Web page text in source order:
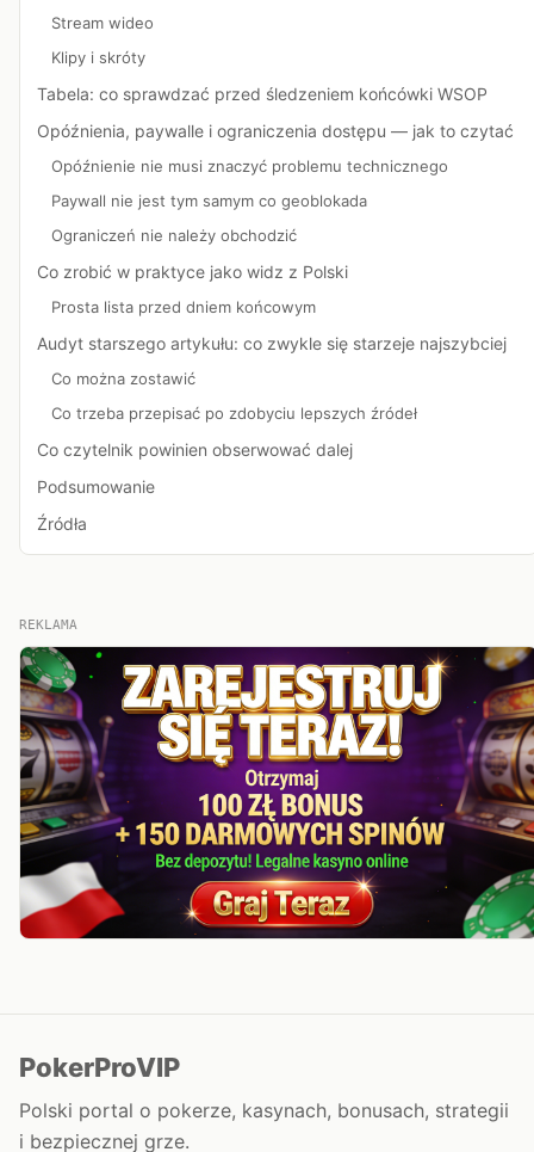
Stream wideo
Klipy i skróty
Tabela: co sprawdzać przed śledzeniem końcówki WSOP
Opóźnienia, paywalle i ograniczenia dostępu — jak to czytać
Opóźnienie nie musi znaczyć problemu technicznego
Paywall nie jest tym samym co geoblokada
Ograniczeń nie należy obchodzić
Co zrobić w praktyce jako widz z Polski
Prosta lista przed dniem końcowym
Audyt starszego artykułu: co zwykle się starzeje najszybciej
Co można zostawić
Co trzeba przepisać po zdobyciu lepszych źródeł
Co czytelnik powinien obserwować dalej
Podsumowanie
Źródła
REKLAMA
PokerProVIP
Polski portal o pokerze, kasynach, bonusach, strategii
i bezpiecznej grze.